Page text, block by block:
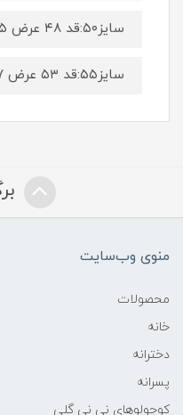
سایز۵۰:قد ۴۸ عرض ۳۵ شلوار ۶۸
سایز۵۵:قد ۵۳ عرض ۳۷ شلوار ۷۷
منوی وب‌سایت
محصولات
خانه
دخترانه
پسرانه
کوچولوهای نی نی گلی